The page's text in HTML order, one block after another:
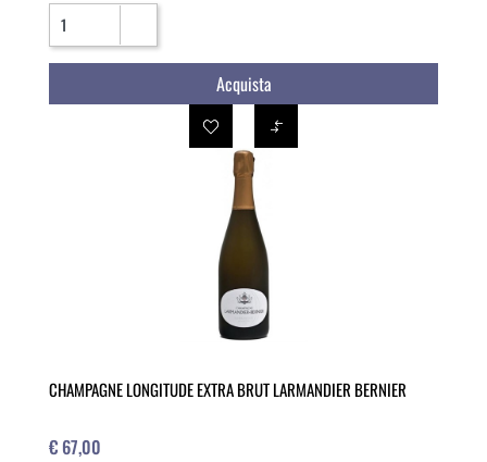
Quantità
Acquista
CHAMPAGNE LONGITUDE EXTRA BRUT LARMANDIER BERNIER
€ 67,00